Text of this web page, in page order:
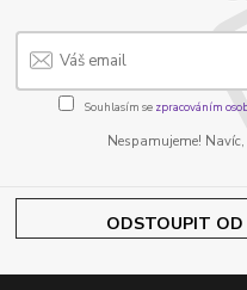
Souhlasím se zpracováním
Nespamujeme!
ODSTOUPIT OD